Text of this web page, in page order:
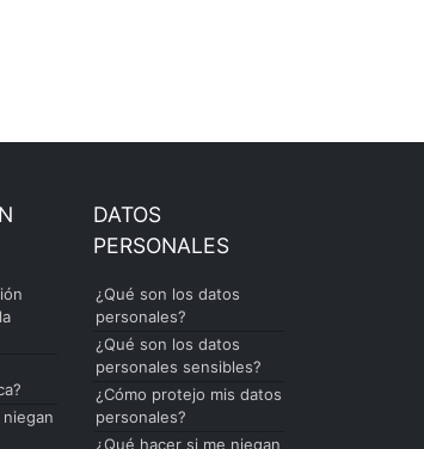
DATOS
PERSONALES
¿Qué son los datos
personales?
¿Qué son los datos
personales sensibles?
¿Cómo protejo mis datos
personales?
¿Qué hacer si me niegan